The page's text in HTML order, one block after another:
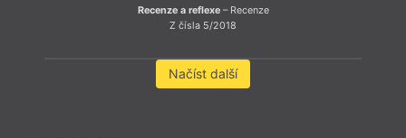
Recenze a reflexe– Recenze
Z čísla 5/2018
Načíst další